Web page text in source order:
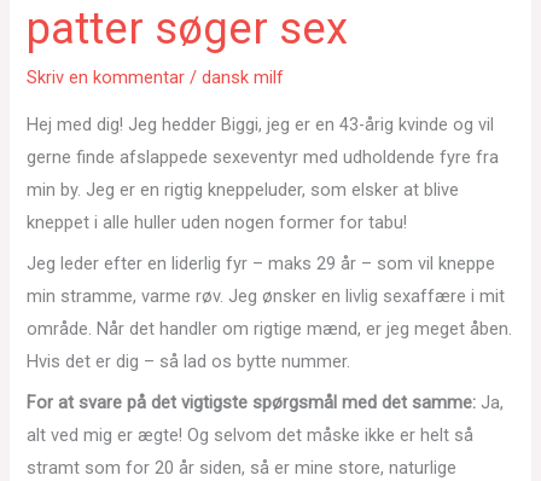
patter søger sex
Skriv en kommentar /dansk milf
Hej med dig! Jeg hedder Biggi, jeg er en 43-årig kvinde og vil
gerne finde afslappede sexeventyr med udholdende fyre fra
min by. Jeg er en rigtig kneppeluder, som elsker at blive
kneppet i alle huller uden nogen former for tabu!
Jeg leder efter en liderlig fyr – maks 29 år – som vil kneppe
min stramme, varme røv. Jeg ønsker en livlig sexaffære i mit
område. Når det handler om rigtige mænd, er jeg meget åben.
Hvis det er dig – så lad os bytte nummer.
For at svare på det vigtigste spørgsmål med det samme: Ja,
alt ved mig er ægte! Og selvom det måske ikke er helt så
stramt som for 20 år siden, så er mine store, naturlige